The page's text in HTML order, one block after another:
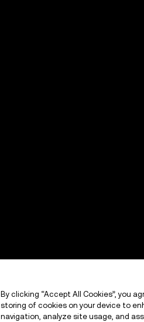
By clicking “Accept All Cookies”, you
storing of cookies on your device to
navigation, analyze site usage, and